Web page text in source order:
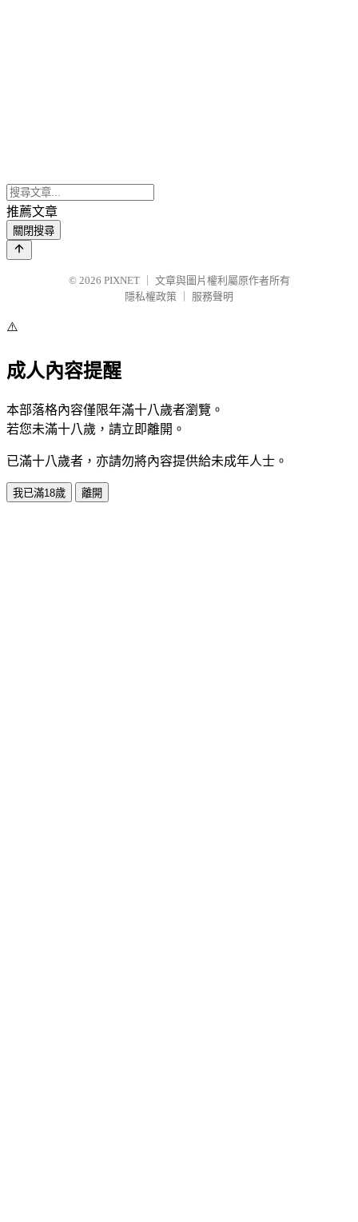
推薦文章
關閉搜尋
© 2026 PIXNET
文章與圖片權利屬原作者所有
隱私權政策
服務聲明
⚠️
成人內容提醒
本部落格內容僅限年滿十八歲者瀏覽。
若您未滿十八歲，請立即離開。
已滿十八歲者，亦請勿將內容提供給未成年人士。
我已滿18歲 離開